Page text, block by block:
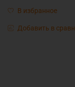
В избранное
Добавить в